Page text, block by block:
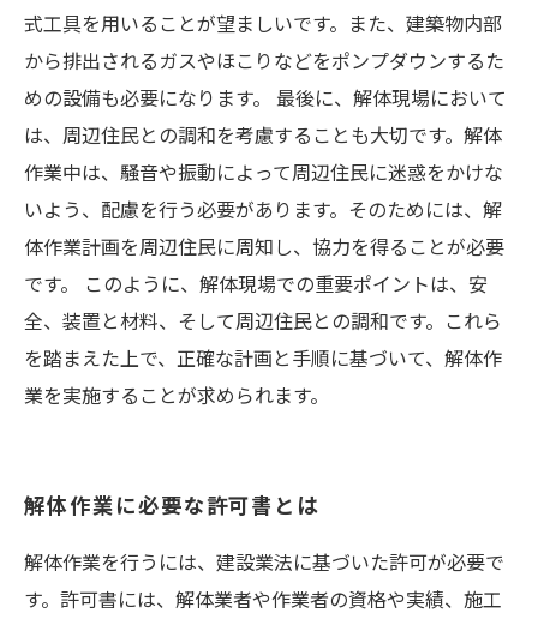
式工具を用いることが望ましいです。また、建築物内部
から排出されるガスやほこりなどをポンプダウンするた
めの設備も必要になります。 最後に、解体現場において
は、周辺住民との調和を考慮することも大切です。解体
作業中は、騒音や振動によって周辺住民に迷惑をかけな
いよう、配慮を行う必要があります。そのためには、解
体作業計画を周辺住民に周知し、協力を得ることが必要
です。 このように、解体現場での重要ポイントは、安
全、装置と材料、そして周辺住民との調和です。これら
を踏まえた上で、正確な計画と手順に基づいて、解体作
業を実施することが求められます。
解体作業に必要な許可書とは
解体作業を行うには、建設業法に基づいた許可が必要で
す。許可書には、解体業者や作業者の資格や実績、施工